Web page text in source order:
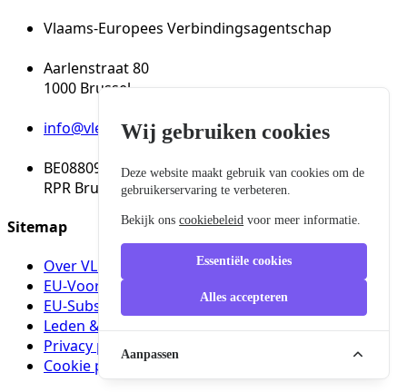
Vlaams-Europees Verbindingsagentschap
Aarlenstraat 80
1000 Brussel
info@vleva.eu
BE08809137150
RPR Brussel
Sitemap
Over VLEVA
EU-Voorzitterschapsgids
EU-Subsidies
Leden & Partners
Privacy policy
Cookie policy
Wij gebruiken cookies
Deze website maakt gebruik van cookies om de
gebruikerservaring te verbeteren.
Bekijk onscookiebeleid voor meer informatie.
Essentiële cookies
Alles accepteren
Aanpassen